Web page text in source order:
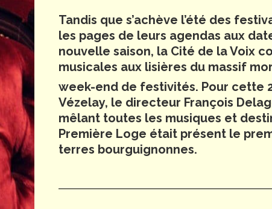
Tandis que s’achève l’été des
les pages de leurs agendas aux
nouvelle saison, la Cité de la Voix
musicales aux lisières du massif
week-end de festivités. Pour cette
Vézelay, le directeur François
mêlant toutes les musiques et
Première Loge était présent le
terres bourguignonnes.